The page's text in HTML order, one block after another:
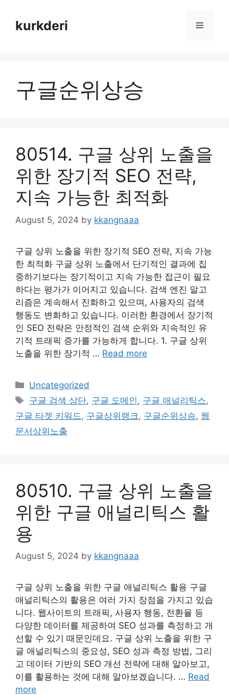
contentkurkderi Menu
구글순위상승
80514. 구글 상위 노출을
위한 장기적 SEO 전략,
지속 가능한 최적화
August 5, 2024 by kkangnaaa
구글 상위 노출을 위한 장기적 SEO 전략, 지속 가능
한 최적화 구글 상위 노출에서 단기적인 결과에 집
중하기보다는 장기적이고 지속 가능한 접근이 필요
하다는 평가가 이어지고 있습니다. 검색 엔진 알고
리즘은 계속해서 진화하고 있으며, 사용자의 검색
행동도 변화하고 있습니다. 이러한 환경에서 장기적
인 SEO 전략은 안정적인 검색 순위와 지속적인 유
기적 트래픽 증가를 가능하게 합니다. 1. 구글 상위
노출을 위한 장기적 … Read more
Categories
Uncategorized
Tags
구글 검색 상단, 구글 도메인 , 구글 애널리틱스,
구글 타겟 키워드 , 구글상위랭크 , 구글순위상승, 웹
문서상위노출
80510. 구글 상위 노출을
위한 구글 애널리틱스 활
용
August 5, 2024 by kkangnaaa
구글 상위 노출을 위한 구글 애널리틱스 활용 구글
애널리틱스의 활용은 여러 가지 장점을 가지고 있습
니다. 웹사이트의 트래픽, 사용자 행동, 전환율 등
다양한 데이터를 제공하여 SEO 성과를 측정하고 개
선할 수 있기 때문인데요. 구글 상위 노출을 위한 구
글 애널리틱스의 중요성, SEO 성과 측정 방법, 그리
고 데이터 기반의 SEO 개선 전략에 대해 알아보고,
이를 활용하는 것에 대해 알아보겠습니다. … Read
more